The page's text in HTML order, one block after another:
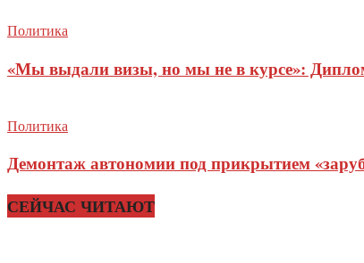
Политика
«Мы выдали визы, но мы не в курсе»:
Политика
Демонтаж автономии под прикрытием
СЕЙЧАС ЧИТАЮТ